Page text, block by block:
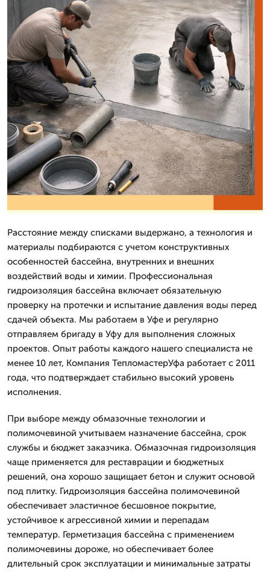
Расстояние между списками выдержано, а технология и
материалы подбираются с учетом конструктивных
особенностей бассейна, внутренних и внешних
воздействий воды и химии. Профессиональная
гидроизоляция бассейна включает обязательную
проверку на протечки и испытание давления воды перед
сдачей объекта. Мы работаем в Уфе и регулярно
отправляем бригаду в Уфу для выполнения сложных
проектов. Опыт работы каждого нашего специалиста не
менее 10 лет, Компания ТепломастерУфа работает с 2011
года, что подтверждает стабильно высокий уровень
исполнения.
При выборе между обмазочные технологии и
полимочевиной учитываем назначение бассейна, срок
службы и бюджет заказчика. Обмазочная гидроизоляция
чаще применяется для реставрации и бюджетных
решений, она хорошо защищает бетон и служит основой
под плитку. Гидроизоляция бассейна полимочевиной
обеспечивает эластичное бесшовное покрытие,
устойчивое к агрессивной химии и перепадам
температур. Герметизация бассейна с применением
полимочевины дороже, но обеспечивает более
длительный срок эксплуатации и минимальные затраты